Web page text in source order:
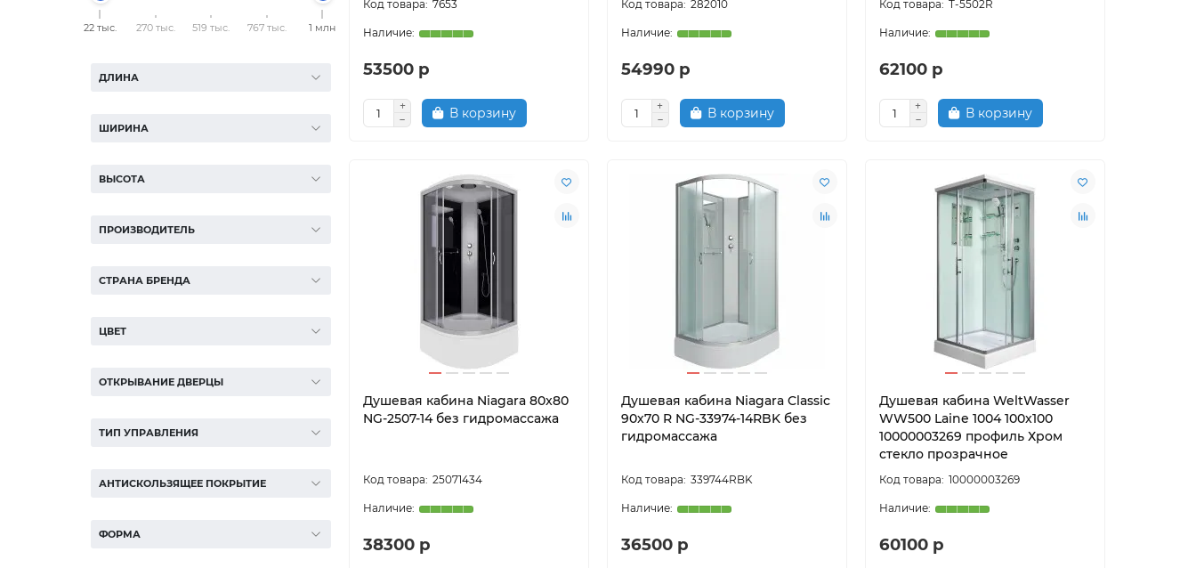
22 тыс. 270 тыс. 519 тыс. 767 тыс. 1 млн
ДЛИНА
ШИРИНА
ВЫСОТА
ПРОИЗВОДИТЕЛЬ
СТРАНА БРЕНДА
ЦВЕТ
ОТКРЫВАНИЕ ДВЕРЦЫ
ТИП УПРАВЛЕНИЯ
АНТИСКОЛЬЗЯЩЕЕ ПОКРЫТИЕ
ФОРМА
7653
53500 р
В корзину
282010
54990 р
В корзину
T-5502R
62100 р
В корзину
Душевая кабина Niagara 80x80
NG-2507-14 без гидромассажа
25071434
38300 р
Душевая кабина Niagara Classic
90х70 R NG-33974-14RBK без
гидромассажа
339744RBK
36500 р
Душевая кабина WeltWasser
WW500 Laine 1004 100x100
10000003269 профиль Хром
стекло прозрачное
10000003269
60100 р